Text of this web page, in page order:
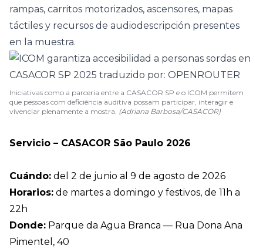
rampas, carritos motorizados, ascensores, mapas
táctiles y recursos de audiodescripción presentes
en la muestra.
Iniciativas como a parceria entre a CASACOR SP e o ICOM permitem
que pessoas com deficiência auditiva possam participar, interagir e
vivenciar plenamente a mostra. (Adriana Barbosa/CASACOR)
Servicio – CASACOR São Paulo 2026
Cuándo: del 2 de junio al 9 de agosto de 2026
Horarios: de martes a domingo y festivos, de 11h a
22h
Donde: Parque da Agua Branca — Rua Dona Ana
Pimentel, 40